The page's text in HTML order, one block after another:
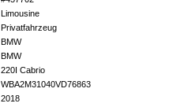
Limousine
Privatfahrzeug
BMW
BMW
220I Cabrio
WBA2M31040VD76863
2018